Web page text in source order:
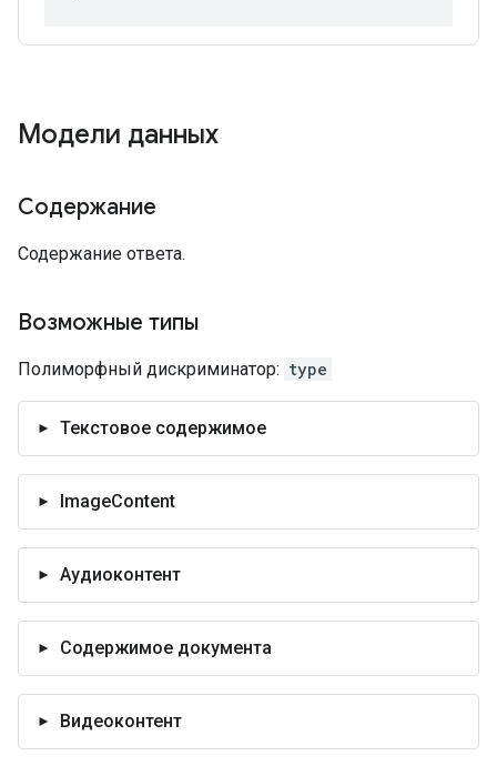
Модели данных
Содержание
Содержание ответа.
Возможные типы
Полиморфный дискриминатор: type
Текстовое содержимое
ImageContent
Аудиоконтент
Содержимое документа
Видеоконтент